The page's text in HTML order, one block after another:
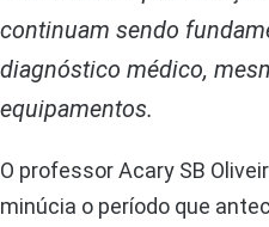
continuam sendo
diagnóstico médico,
equipamentos.
O professor Acary SB
minúcia o período que